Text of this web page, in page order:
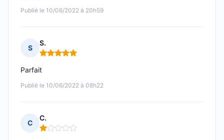
Publié le 10/06/2022 à 20h59
S
S.
Note : 5 sur 5
Publié le 10/06/2022 à 08h22
Parfait
C
C.
Note : 1 sur 5